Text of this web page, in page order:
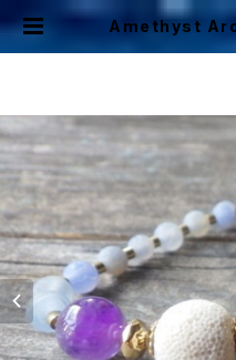
Amethyst
ラゴンアゲート